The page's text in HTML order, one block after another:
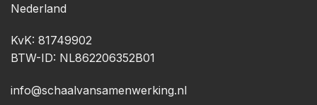
Nederland
KvK: 81749902
BTW-ID: NL862206352B01
info@schaalvansamenwerking.nl